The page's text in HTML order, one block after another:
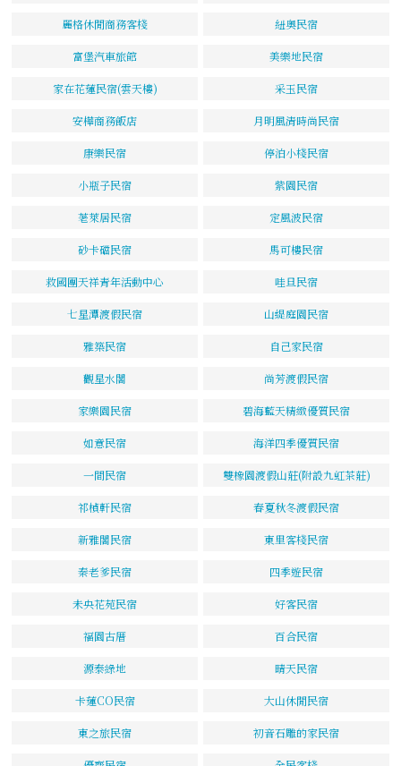
麗格休閒商務客棧 紐奧民宿
富堡汽車旅館 美樂地民宿
家在花蓮民宿(雲天樓) 采玉民宿
安樺商務飯店 月明風清時尚民宿
康樂民宿 停泊小棧民宿
小瓶子民宿 紫園民宿
荖萊居民宿 定風波民宿
砂卡礑民宿 馬可樓民宿
救國團天祥青年活動中心 哇旦民宿
七星潭渡假民宿 山緹庭園民宿
雅築民宿 自己家民宿
觀星水閣 尚芳渡假民宿
家樂園民宿 碧海藍天精緻優質民宿
如意民宿 海洋四季優質民宿
一間民宿 雙橡園渡假山莊(附設九虹茶莊)
祁楨軒民宿 春夏秋冬渡假民宿
新雅閣民宿 東里客棧民宿
秦老爹民宿 四季遊民宿
未央花苑民宿 好客民宿
福園古厝 百合民宿
源泰綠地 晴天民宿
卡蓮CO民宿 大山休閒民宿
東之旅民宿 初音石雕的家民宿